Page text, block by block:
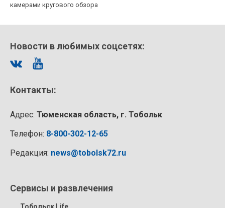
камерами кругового обзора
Новости в любимых соцсетях:
Контакты:
Адрес: Тюменская область, г. Тобольк
Телефон: 8-800-302-12-65
Редакция: news@tobolsk72.ru
Сервисы и развлечения
Тобольск Life